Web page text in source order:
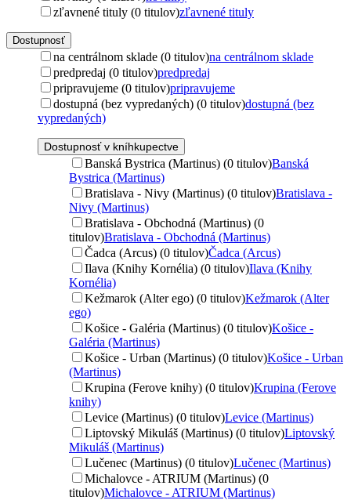
zľavnené tituly (0 titulov)zľavnené tituly
Dostupnosť
na centrálnom sklade (0 titulov)na centrálnom sklade
predpredaj (0 titulov)predpredaj
pripravujeme (0 titulov)pripravujeme
dostupná (bez vypredaných) (0 titulov)dostupná (bez
vypredaných)
Dostupnosť v kníhkupectve
Banská Bystrica (Martinus) (0 titulov)Banská
Bystrica (Martinus)
Bratislava - Nivy (Martinus) (0 titulov)Bratislava -
Nivy (Martinus)
Bratislava - Obchodná (Martinus) (0
titulov)Bratislava - Obchodná (Martinus)
Čadca (Arcus) (0 titulov)Čadca (Arcus)
Ilava (Knihy Kornélia) (0 titulov)Ilava (Knihy
Kornélia)
Kežmarok (Alter ego) (0 titulov)Kežmarok (Alter
ego)
Košice - Galéria (Martinus) (0 titulov)Košice -
Galéria (Martinus)
Košice - Urban (Martinus) (0 titulov)Košice - Urban
(Martinus)
Krupina (Ferove knihy) (0 titulov)Krupina (Ferove
knihy)
Levice (Martinus) (0 titulov)Levice (Martinus)
Liptovský Mikuláš (Martinus) (0 titulov)Liptovský
Mikuláš (Martinus)
Lučenec (Martinus) (0 titulov)Lučenec (Martinus)
Michalovce - ATRIUM (Martinus) (0
titulov)Michalovce - ATRIUM (Martinus)